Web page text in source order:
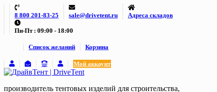
Skip
content
8 800 201-83-25 sale@drivetent.ru Адреса складов
Пн-Пт : 09:00 - 18:00
Список желаний Корзина
Мой аккаунт
производитель тентовых изделий для строительства,